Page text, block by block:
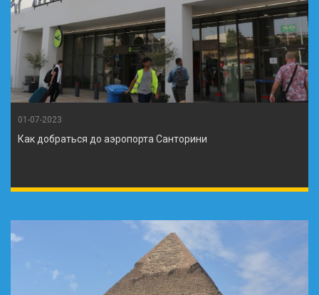
01-07-2023
Как добраться до аэропорта Санторини